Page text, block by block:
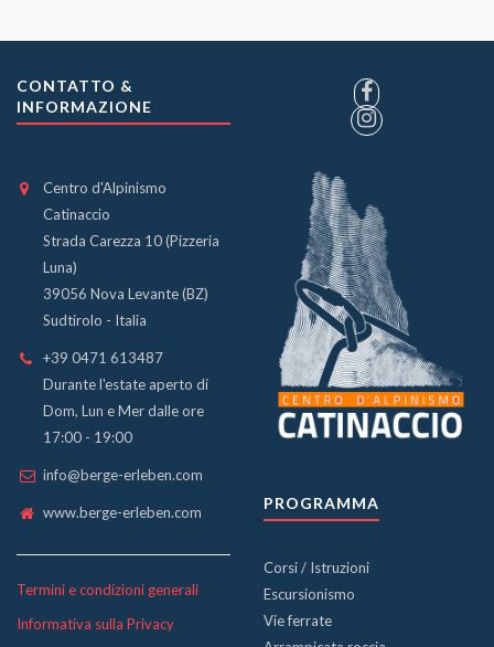
CONTATTO &
INFORMAZIONE
Centro d'Alpinismo
Catinaccio
Strada Carezza 10 (Pizzeria
Luna)
39056 Nova Levante (BZ)
Sudtirolo - Italia
+39 0471 613487
Durante l'estate aperto di
Dom, Lun e Mer dalle ore
17:00 - 19:00
info@berge-erleben.com
www.berge-erleben.com
Termini e condizioni generali
Informativa sulla Privacy
PROGRAMMA
Corsi / Istruzioni
Escursionismo
Vie ferrate